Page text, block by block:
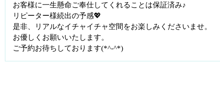
お客様に一生懸命ご奉仕してくれることは保証済み♪
リピーター様続出の予感💖
是非、リアルなイチャイチャ空間をお楽しみくださいませ。
お優しくお願いいたします。
ご予約お待ちしております(*^-^*)